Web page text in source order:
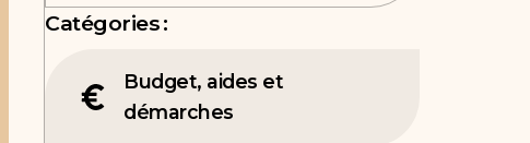
Catégories :
Budget, aides et
démarches